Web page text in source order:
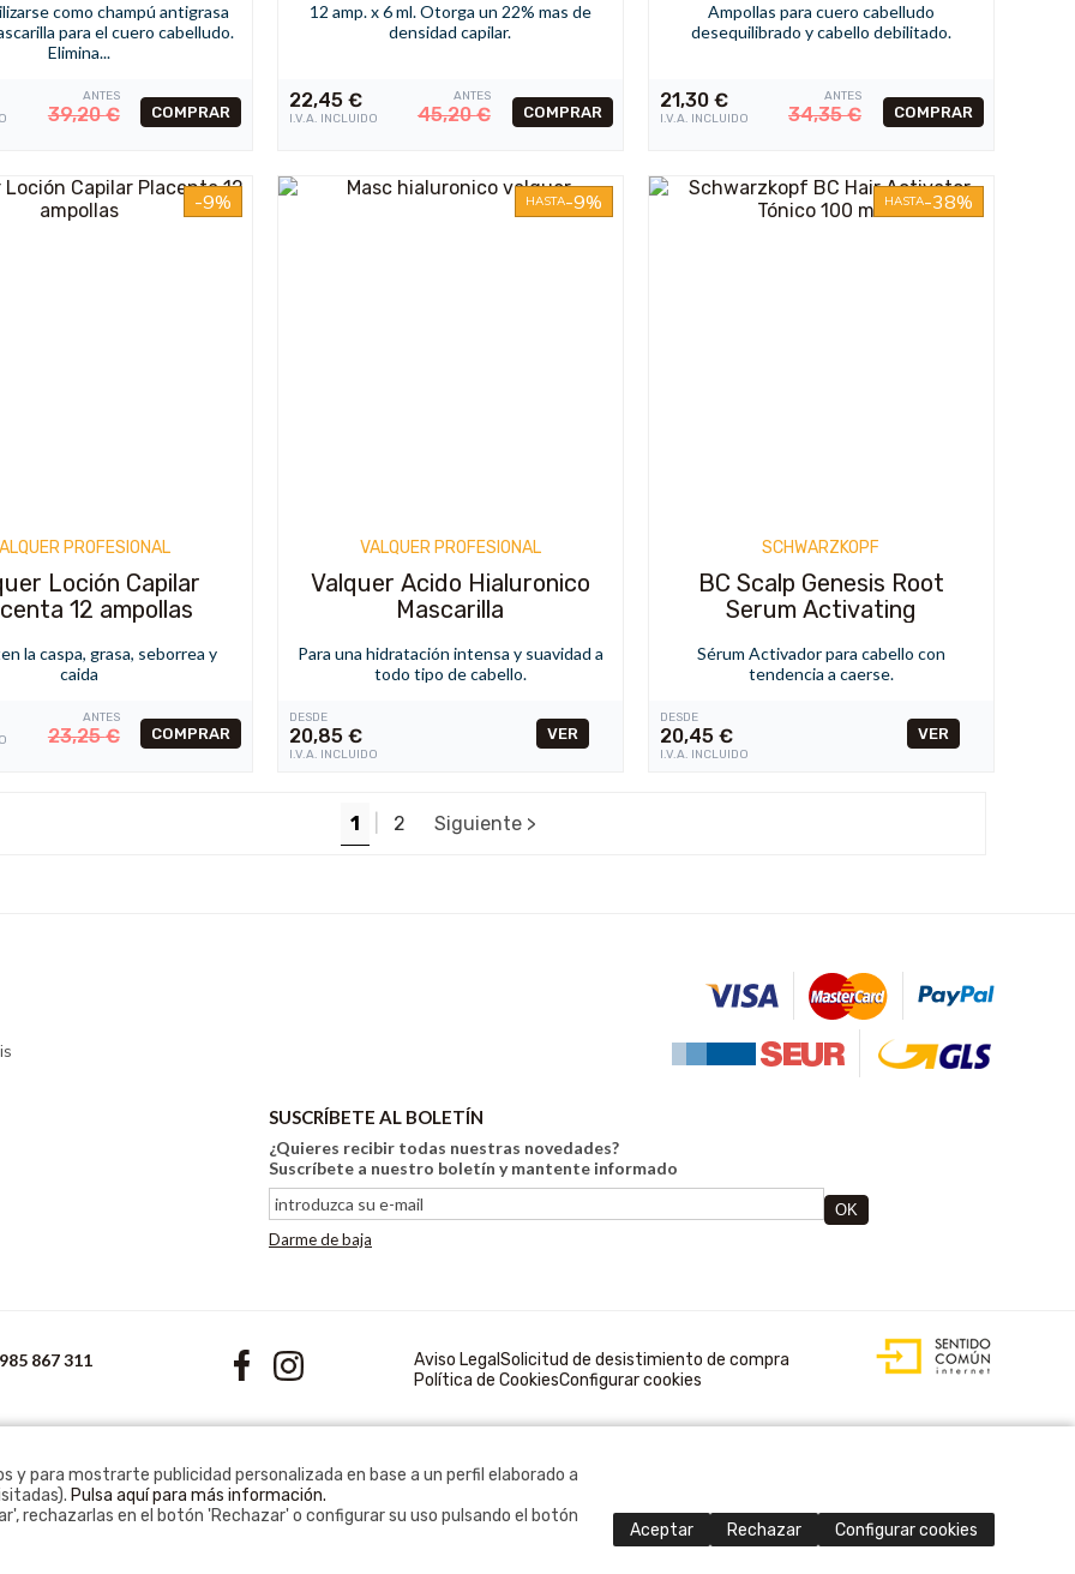
como champú antigrasa
para el cuero cabelludo.
Elimina...
ANTES
39,20€
12 amp. x 6 ml. Otorga un 22% mas de
densidad capilar.
22,45 €
I.V.A. INCLUIDO
ANTES
45,20€
Ampollas para cuero cabelludo
desequilibrado y cabello debilitado.
21,30€
I.V.A. INCLUIDO
ANTES
34,35€
-9%
PROFESIONAL
Loción Capilar
12 ampollas
la caspa, grasa, seborrea y
caida
ANTES
23,25€
HASTA-9%
VALQUER PROFESIONAL
Valquer Acido Hialuronico
Mascarilla
Para una hidratación intensa y suavidad a
todo tipo de cabello.
DESDE
20,85 €
I.V.A. INCLUIDO
VER
HASTA-38%
SCHWARZKOPF
BC Scalp Genesis Root
Serum Activating
Sérum Activador para cabello con
tendencia a caerse.
DESDE
20,45€
I.V.A. INCLUIDO
VER
1 2 Siguiente >
SUSCRÍBETE AL BOLETÍN
¿Quieres recibir todas nuestras novedades?
Suscríbete a nuestro boletín y mantente informado
Darme de baja
867 311 Aviso Legal Solicitud de desistimiento de compra
Política de CookiesConfigurar cookies
ACCESIBLE CON
GESTOR DE
CONTENIDOS
para mostrarte publicidad personalizada en base a un perfil elaborado a
Pulsa aquí para más información.
rechazarlas en el botón 'Rechazar' o configurar su uso pulsando el botón
Aceptar Rechazar Configurar cookies